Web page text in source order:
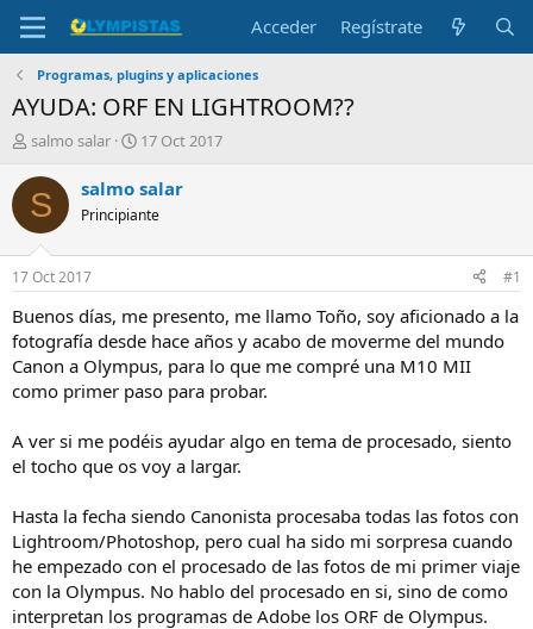
Acceder Regístrate
Programas, plugins y aplicaciones
AYUDA: ORF EN LIGHTROOM??
I
i
c
a
d
o
r
d
e
l
t
m
a
salmo salar
F
c
a
i
n
c
i
o
17 Oct 2017
S salmo salar
Principiante
17 Oct 2017 #1
Buenos días, me presento, me llamo Toño, soy aficionado a la
fotografía desde hace años y acabo de moverme del mundo
Canon a Olympus, para lo que me compré una M10 MII
como primer paso para probar.
A ver si me podéis ayudar algo en tema de procesado, siento
el tocho que os voy a largar.
Hasta la fecha siendo Canonista procesaba todas las fotos con
Lightroom/Photoshop, pero cual ha sido mi sorpresa cuando
he empezado con el procesado de las fotos de mi primer viaje
con la Olympus. No hablo del procesado en si, sino de como
interpretan los programas de Adobe los ORF de Olympus.